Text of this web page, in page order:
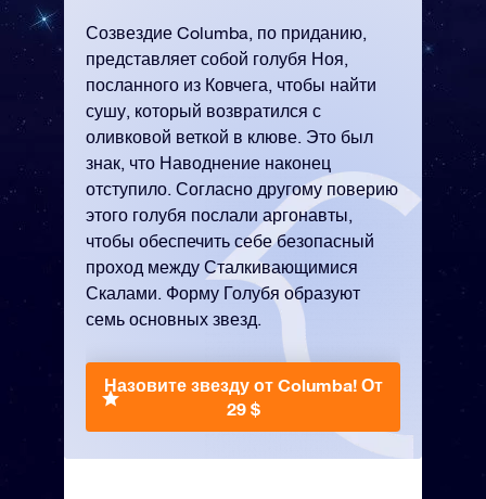
Созвездие Columba, по приданию,
представляет собой голубя Ноя,
посланного из Ковчега, чтобы найти
сушу, который возвратился с
оливковой веткой в клюве. Это был
знак, что Наводнение наконец
отступило. Согласно другому поверию
этого голубя послали аргонавты,
чтобы обеспечить себе безопасный
проход между Сталкивающимися
Скалами. Форму Голубя образуют
семь основных звезд.
Назовите звезду от Columba! От
29 $